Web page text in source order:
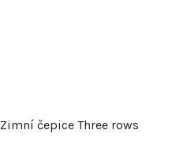
Zimní čepice Three rows